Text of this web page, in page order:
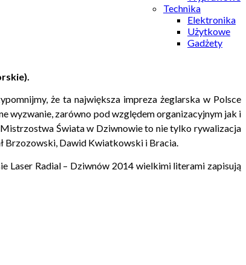
Technika
Elektronika
Użytkowe
Gadżety
że ta największa impreza żeglarska w Polsce
wyzwanie, zarówno pod względem organizacyjnym jak i
Świata w Dziwnowie to nie tylko rywalizacja
Brzozowski, Dawid Kwiatkowski i Bracia.
Laser Radial – Dziwnów 2014 wielkimi literami zapisują